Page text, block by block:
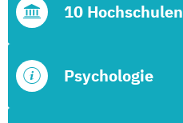
Psychologie
10 Hochschulen